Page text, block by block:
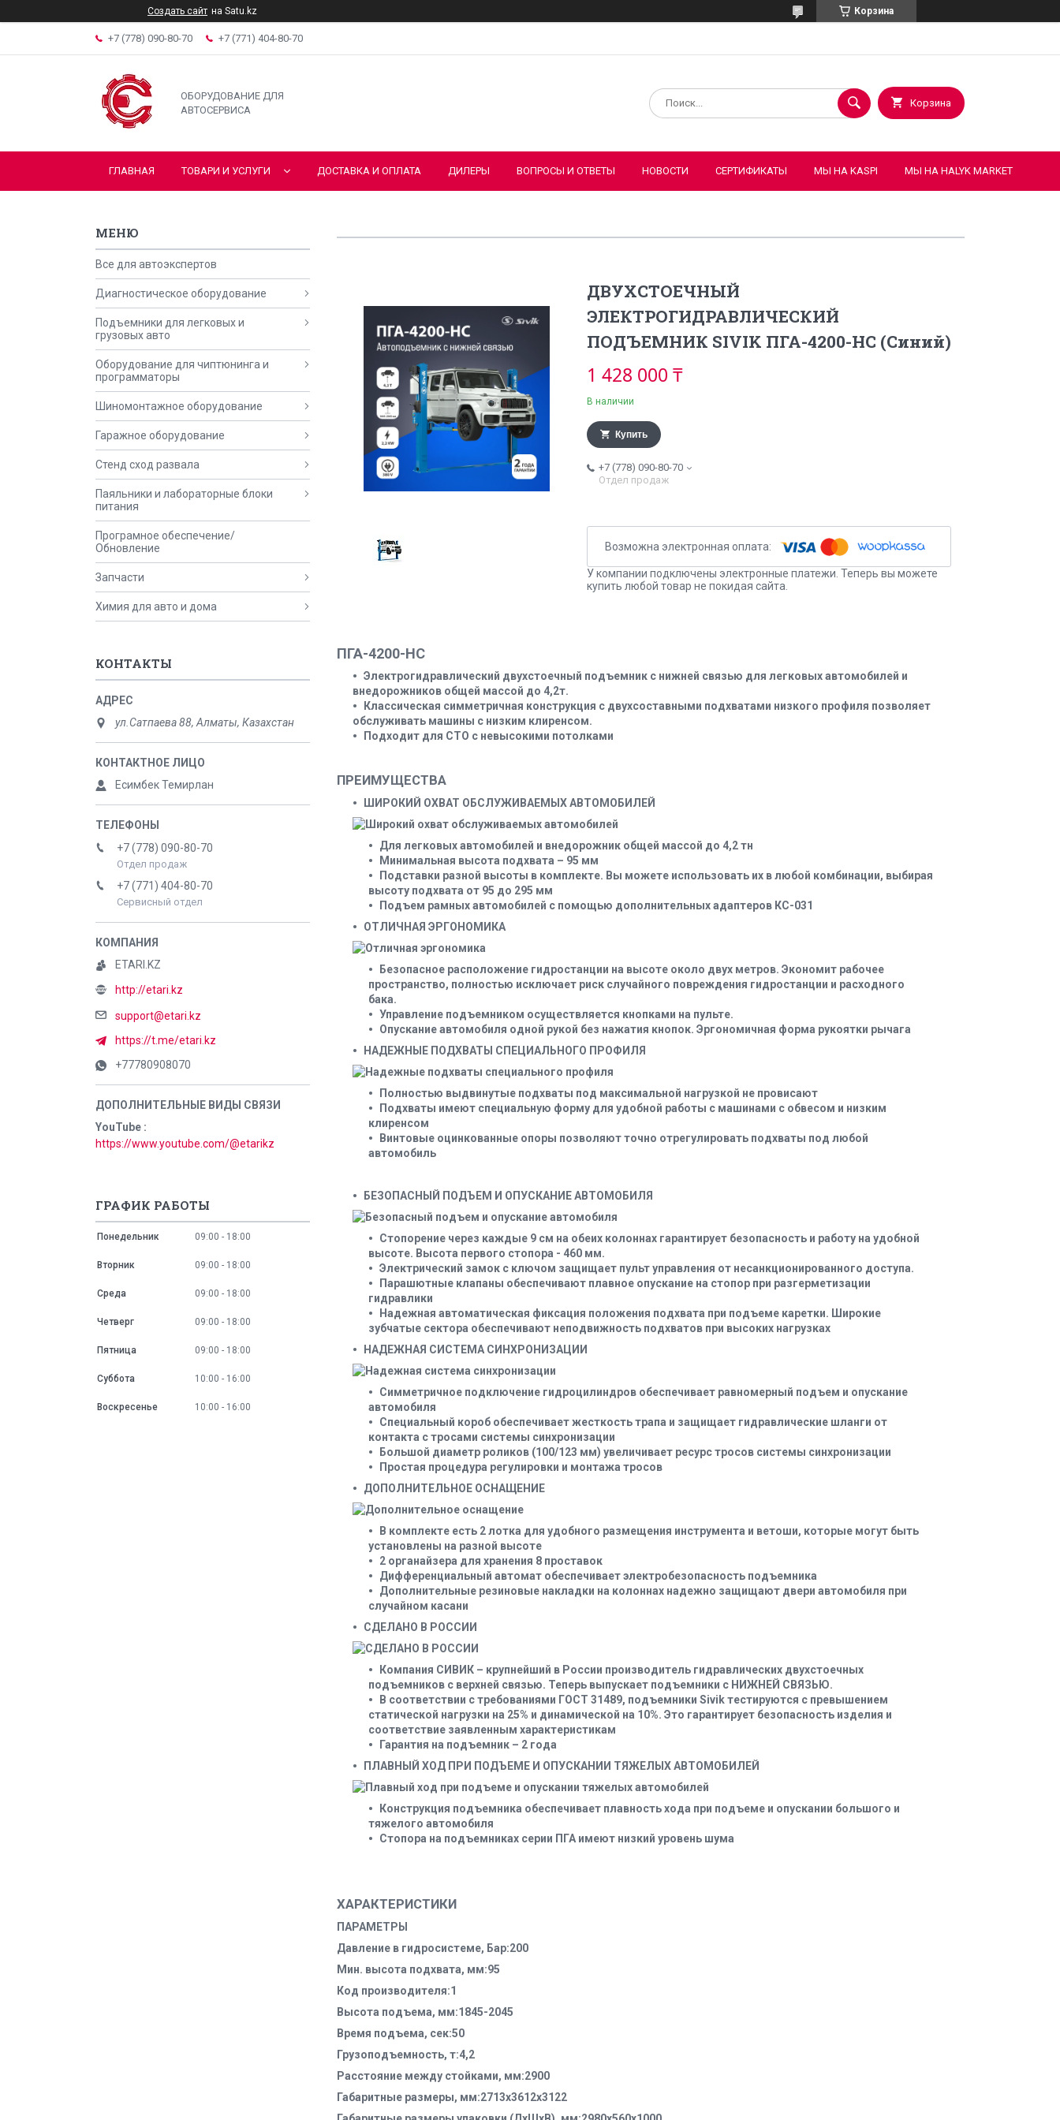
Создать сайт на Satu.kz Корзина
+7 (778) 090-80-70 +7 (771) 404-80-70
ОБОРУДОВАНИЕ ДЛЯ
АВТОСЕРВИСА
Корзина
ГЛАВНАЯ ТОВАРИ И УСЛУГИ ДОСТАВКА И ОПЛАТА ДИЛЕРЫ ВОПРОСЫ И ОТВЕТЫ НОВОСТИ СЕРТИФИКАТЫ МЫ НА KASPI МЫ НА HALYK MARKET
ДВУХСТОЕЧНЫЙ
ЭЛЕКТРОГИДРАВЛИЧЕСКИЙ
ПОДЪЕМНИК SIVIK ПГА-4200-НС (Синий)
1 428 000 ₸
В наличии
Купить
+7 (778) 090-80-70
Отдел продаж
У компании подключены электронные платежи. Теперь вы можете
купить любой товар не покидая сайта.
ПГА-4200-НС
Электрогидравлический двухстоечный подъемник с нижней связью для легковых автомобилей и
внедорожников общей массой до 4,2т.
Классическая симметричная конструкция с двухсоставными подхватами низкого профиля позволяет
обслуживать машины с низким клиренсом.
Подходит для СТО с невысокими потолками
ПРЕИМУЩЕСТВА
ШИРОКИЙ ОХВАТ ОБСЛУЖИВАЕМЫХ АВТОМОБИЛЕЙ
Для легковых автомобилей и внедорожник общей массой до 4,2 тн
Минимальная высота подхвата – 95 мм
Подставки разной высоты в комплекте. Вы можете использовать их в любой комбинации, выбирая
высоту подхвата от 95 до 295 мм
Подъем рамных автомобилей с помощью дополнительных адаптеров КС-031
ОТЛИЧНАЯ ЭРГОНОМИКА
Безопасное расположение гидростанции на высоте около двух метров. Экономит рабочее
пространство, полностью исключает риск случайного повреждения гидростанции и расходного
бака.
Управление подъемником осуществляется кнопками на пульте.
Опускание автомобиля одной рукой без нажатия кнопок. Эргономичная форма рукоятки рычага
НАДЕЖНЫЕ ПОДХВАТЫ СПЕЦИАЛЬНОГО ПРОФИЛЯ
Полностью выдвинутые подхваты под максимальной нагрузкой не провисают
Подхваты имеют специальную форму для удобной работы с машинами с обвесом и низким
клиренсом
Винтовые оцинкованные опоры позволяют точно отрегулировать подхваты под любой
автомобиль
БЕЗОПАСНЫЙ ПОДЪЕМ И ОПУСКАНИЕ АВТОМОБИЛЯ
Стопорение через каждые 9 см на обеих колоннах гарантирует безопасность и работу на удобной
высоте. Высота первого стопора - 460 мм.
Электрический замок с ключом защищает пульт управления от несанкционированного доступа.
Парашютные клапаны обеспечивают плавное опускание на стопор при разгерметизации
гидравлики
Надежная автоматическая фиксация положения подхвата при подъеме каретки. Широкие
зубчатые сектора обеспечивают неподвижность подхватов при высоких нагрузках
НАДЕЖНАЯ СИСТЕМА СИНХРОНИЗАЦИИ
Симметричное подключение гидроцилиндров обеспечивает равномерный подъем и опускание
автомобиля
Специальный короб обеспечивает жесткость трапа и защищает гидравлические шланги от
контакта с тросами системы синхронизации
Большой диаметр роликов (100/123 мм) увеличивает ресурс тросов системы синхронизации
Простая процедура регулировки и монтажа тросов
ДОПОЛНИТЕЛЬНОЕ ОСНАЩЕНИЕ
В комплекте есть 2 лотка для удобного размещения инструмента и ветоши, которые могут быть
установлены на разной высоте
2 органайзера для хранения 8 проставок
Дифференциальный автомат обеспечивает электробезопасность подъемника
Дополнительные резиновые накладки на колоннах надежно защищают двери автомобиля при
случайном касани
СДЕЛАНО В РОССИИ
Компания СИВИК – крупнейший в России производитель гидравлических двухстоечных
подъемников с верхней связью. Теперь выпускает подъемники с НИЖНЕЙ СВЯЗЬЮ.
В соответствии с требованиями ГОСТ 31489, подъемники Sivik тестируются с превышением
статической нагрузки на 25% и динамической на 10%. Это гарантирует безопасность изделия и
соответствие заявленным характеристикам
Гарантия на подъемник – 2 года
ПЛАВНЫЙ ХОД ПРИ ПОДЪЕМЕ И ОПУСКАНИИ ТЯЖЕЛЫХ АВТОМОБИЛЕЙ
Конструкция подъемника обеспечивает плавность хода при подъеме и опускании большого и
тяжелого автомобиля
Стопора на подъемниках серии ПГА имеют низкий уровень шума
ХАРАКТЕРИСТИКИ
ПАРАМЕТРЫ
Давление в гидросистеме, Бар:200
Мин. высота подхвата, мм:95
Код производителя:1
Высота подъема, мм:1845-2045
Время подъема, сек:50
Грузоподъемность, т:4,2
Расстояние между стойками, мм:2900
Габаритные размеры, мм:2713х3612х3122
Все для автоэкспертов
Диагностическое оборудование
Подъемники для легковых и
грузовых авто
Оборудование для чиптюнинга и
программаторы
Шиномонтажное оборудование
Гаражное оборудование
Стенд сход развала
Паяльники и лабораторные блоки
питания
Програмное обеспечение/
Обновление
Запчасти
Химия для авто и дома
КОНТАКТЫ
ул.Сатпаева 88, Алматы, Казахстан
Есимбек Темирлан
+7 (778) 090-80-70
Отдел продаж
+7 (771) 404-80-70
Сервисный отдел
ETARI.KZ
http://etari.kz
support@etari.kz
https://t.me/etari.kz
+77780908070
YouTube
https://www.youtube.com/@etarikz
ГРАФИК РАБОТЫ
Понедельник 09:00 18:00
Вторник 09:00 18:00
Среда 09:00 18:00
Четверг 09:00 18:00
Пятница 09:00 18:00
Суббота 10:00 16:00
Воскресенье 10:00 16:00